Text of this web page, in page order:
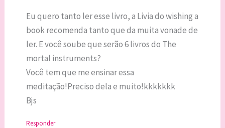
Eu quero tanto ler esse livro, a Livia do wishing a
book recomenda tanto que da muita vonade de
ler. E você soube que serão 6 livros do The
mortal instruments?
Você tem que me ensinar essa
meditação!Preciso dela e muito!kkkkkkk
Bjs
Responder